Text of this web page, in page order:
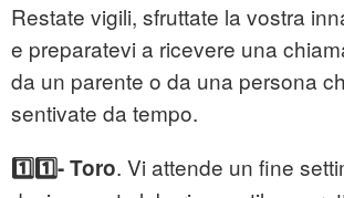
Restate vigili, sfruttate la vostra
e preparatevi a ricevere una
da un parente o da una persona
sentivate da tempo.
1️⃣1️⃣- Toro. Vi attende un fine